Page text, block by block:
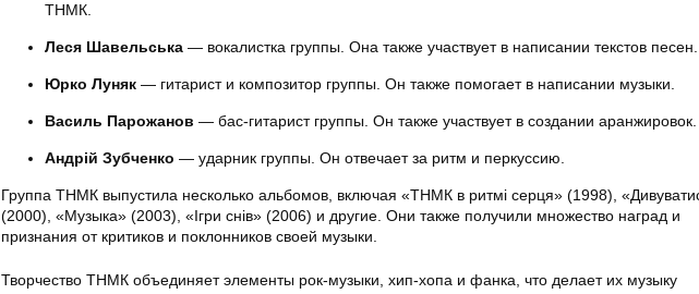
ТНМК.
Леся Шавельська — вокалистка группы. Она также участвует в написании текстов песен.
Юрко Луняк — гитарист и композитор группы. Он также помогает в написании музыки.
Василь Парожанов — бас-гитарист группы. Он также участвует в создании аранжировок.
Андрій Зубченко — ударник группы. Он отвечает за ритм и перкуссию.
Группа ТНМК выпустила несколько альбомов, включая «ТНМК в ритмі серця» (1998),
(2000), «Музыка» (2003), «Ігри снів» (2006) и другие. Они также получили множество наград и
признания от критиков и поклонников своей музыки.
Творчество ТНМК объединяет элементы рок-музыки, хип-хопа и фанка, что делает их музыку